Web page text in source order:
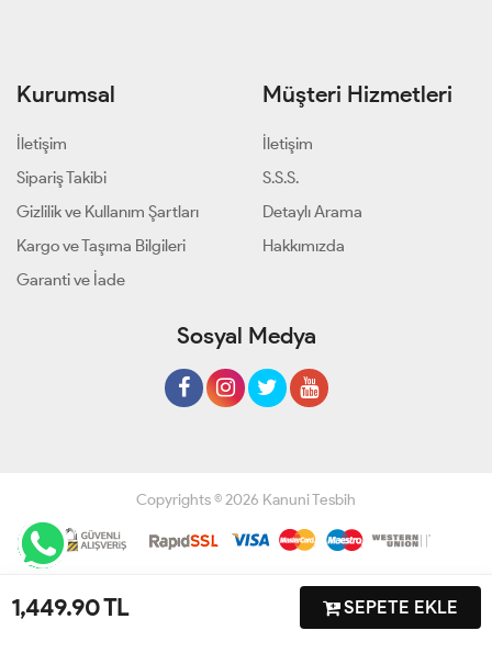
1,449.90TL SEPETE EKLE
Kurumsal
İletişim
Sipariş Takibi
Gizlilik ve Kullanım Şartları
Kargo ve Taşıma Bilgileri
Garanti ve İade
Müşteri Hizmetleri
İletişim
S.S.S.
Detaylı Arama
Hakkımızda
Sosyal Medya
Copyrights © 2026 Kanuni Tesbih
Geliştir - powered by innovation
Sipariş Takibi İletişim